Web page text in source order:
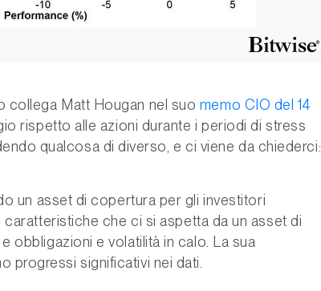
collega Matt Hougan nel suo memo CIO del 14
rispetto alle azioni durante i periodi di stress
qualcosa di diverso, e ci viene da chiederci:
un asset di copertura per gli investitori
che ci si aspetta da un asset di
obbligazioni e volatilità in calo. La sua
progressi significativi nei dati.